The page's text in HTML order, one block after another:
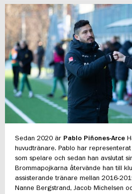
F19
FUTSAL HERR
FUTSAL DAM
Sedan 2020 är Pablo Piñones-Arce
huvudtränare. Pablo har
som spelare och sedan han avslutat
Brommapojkarna återvände han till
assisterande tränare mellan 2016-
Nanne Bergstrand, Jacob Michelsen